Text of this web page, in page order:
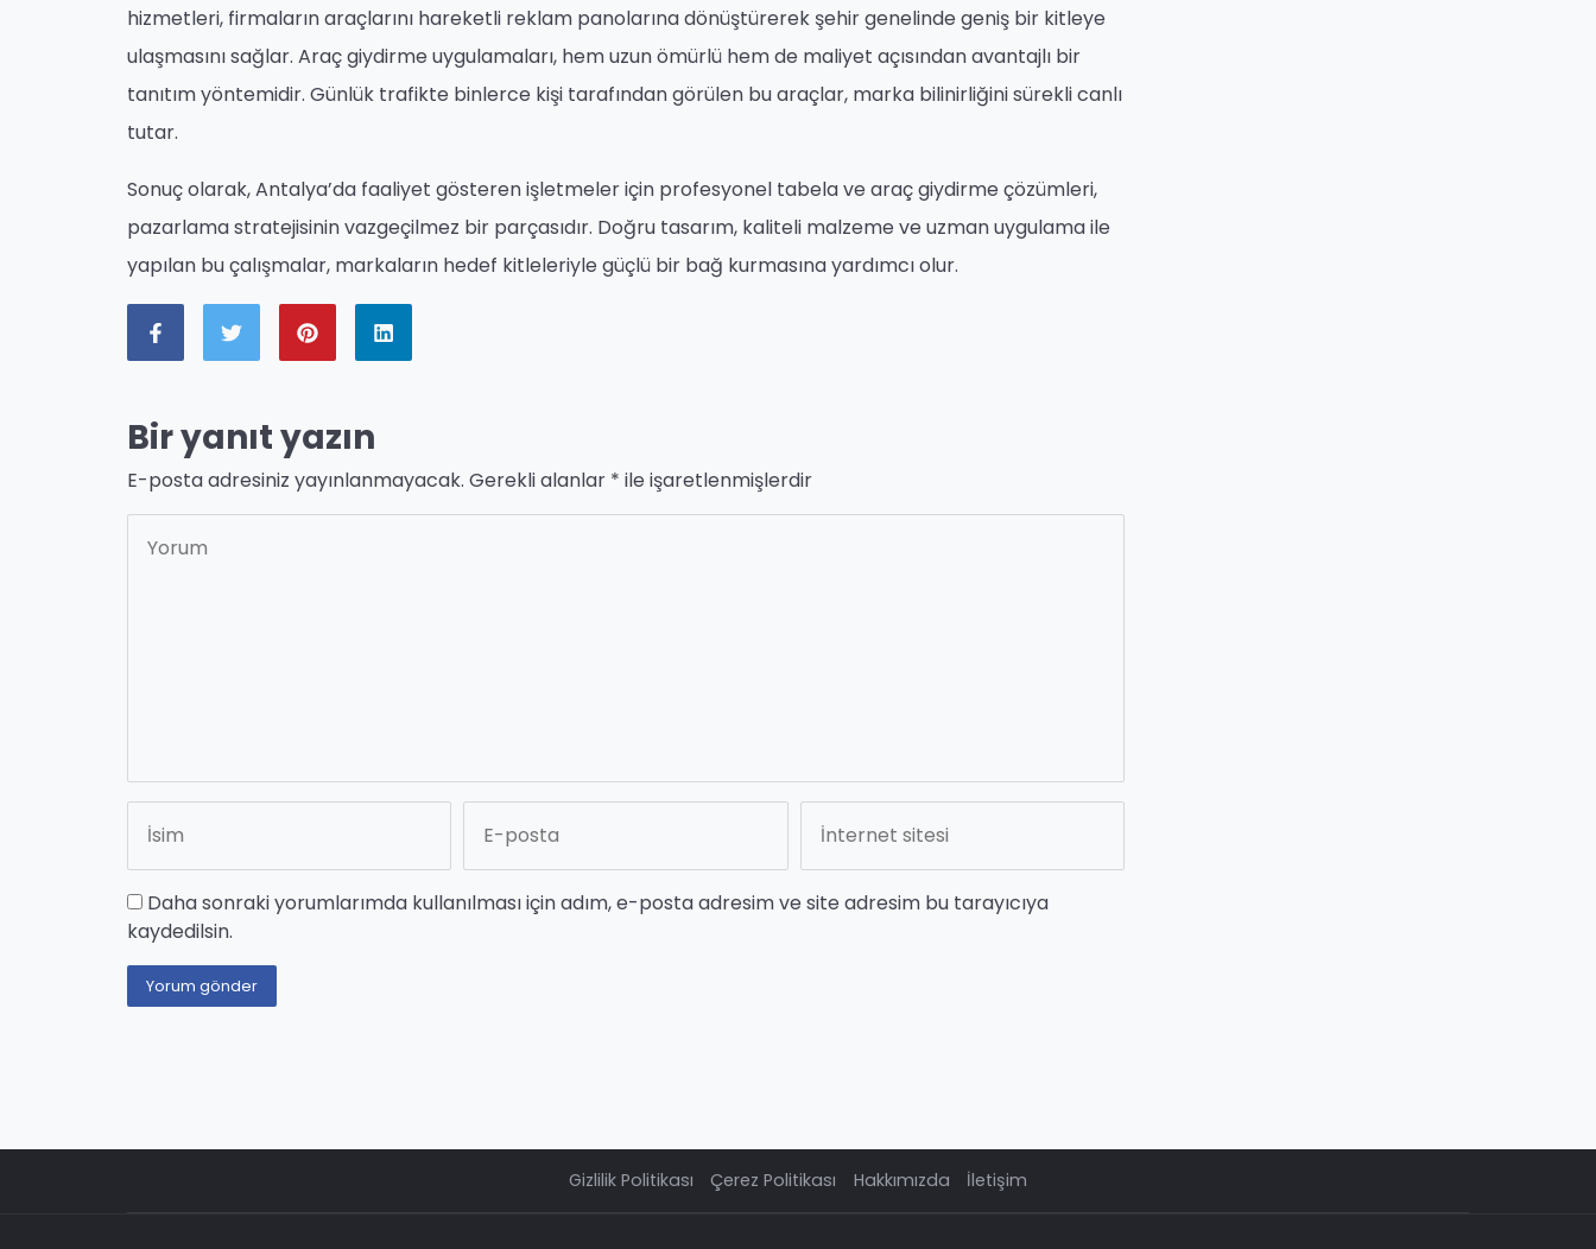
hizmetleri, firmaların araçlarını hareketli reklam panolarına dönüştürerek şehir genelinde geniş bir kitleye
ulaşmasını sağlar. Araç giydirme uygulamaları, hem uzun ömürlü hem de maliyet açısından avantajlı bir
tanıtım yöntemidir. Günlük trafikte binlerce kişi tarafından görülen bu araçlar, marka bilinirliğini sürekli canlı
tutar.
Sonuç olarak, Antalya’da faaliyet gösteren işletmeler için profesyonel tabela ve araç giydirme çözümleri,
pazarlama stratejisinin vazgeçilmez bir parçasıdır. Doğru tasarım, kaliteli malzeme ve uzman uygulama ile
yapılan bu çalışmalar, markaların hedef kitleleriyle güçlü bir bağ kurmasına yardımcı olur.
Bir yanıt yazın
E-posta adresiniz yayınlanmayacak. Gerekli alanlar * ile işaretlenmişlerdir
Daha sonraki yorumlarımda kullanılması için adım, e-posta adresim ve site adresim bu tarayıcıya
kaydedilsin.
Gizlilik Politikası Çerez Politikası Hakkımızda İletişim